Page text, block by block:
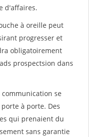
d'affaires.
à oreille peut
progresser et
obligatoirement
prospectsion dans
se
à porte. Des
qui prenaient du
sans garantie